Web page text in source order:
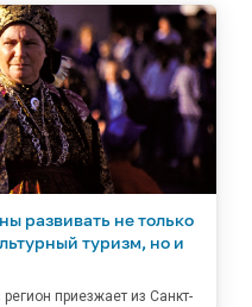
развивать не только
туризм, но и
приезжает из Санкт-